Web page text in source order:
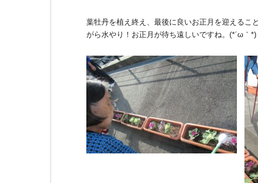
葉牡丹を植え終え、最後に良いお正月を迎えるこ
がら水やり！お正月が待ち遠しいですね。(*´ω｀*)